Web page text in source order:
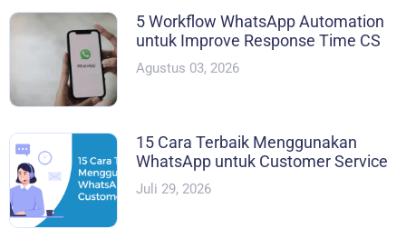
5 Workflow WhatsApp Automation
untuk Improve Response Time CS
Agustus 03, 2026
15 Cara Terbaik Menggunakan
WhatsApp untuk Customer Service
Juli 29, 2026